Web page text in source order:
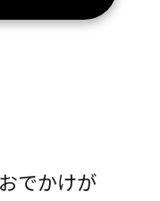
でかけが